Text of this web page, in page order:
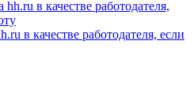
в качестве работодателя, если